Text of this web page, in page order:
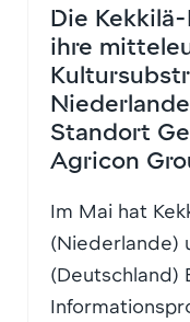
Die
ihre
Standort
Agricon
Im Mai hat
(Niederlande)
(Deutschland)